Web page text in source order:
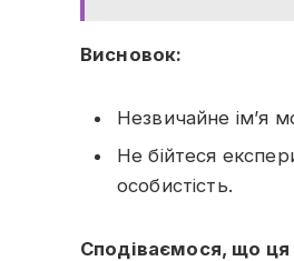
Висновок:
Незвичайне ім’я
Не бійтеся
особистість.
Сподіваємося, що